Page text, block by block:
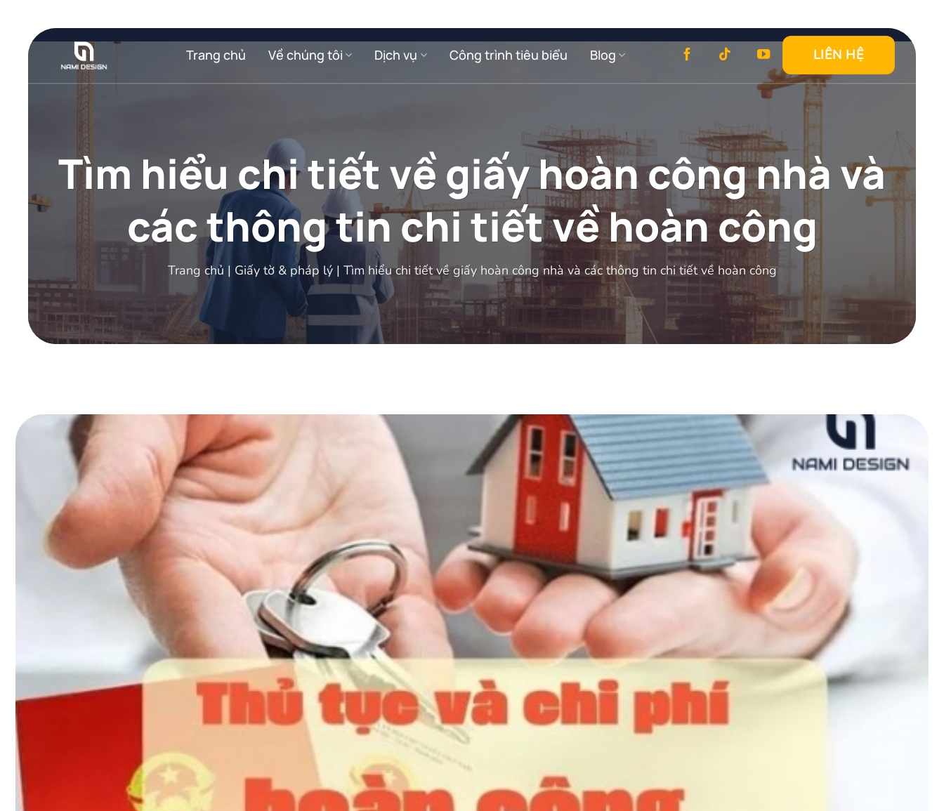
dung
Trang chủ Về chúng tôi Dịch vụ Công trình tiêu biểu Blog LIÊN HỆ
Tìm hiểu chi tiết về giấy hoàn công nhà và
các thông tin chi tiết về hoàn công
Trang chủ | Giấy tờ & pháp lý| Tìm hiểu chi tiết về giấy hoàn công nhà và các thông tin chi tiết về hoàn công